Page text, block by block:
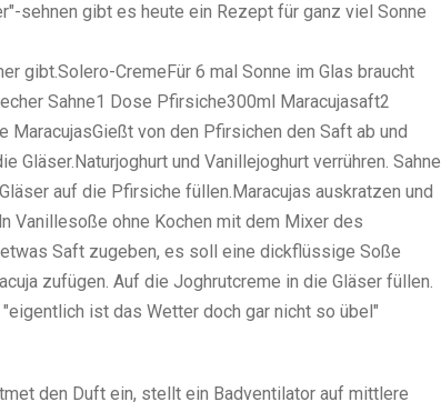
sehnen gibt es heute ein Rezept für ganz viel Sonne
gibt.Solero-CremeFür 6 mal Sonne im Glas braucht
Sahne1 Dose Pfirsiche300ml Maracujasaft2
MaracujasGießt von den Pfirsichen den Saft ab und
Gläser.Naturjoghurt und Vanillejoghurt verrühren. Sahne
auf die Pfirsiche füllen.Maracujas auskratzen und
Vanillesoße ohne Kochen mit dem Mixer des
Saft zugeben, es soll eine dickflüssige Soße
zufügen. Auf die Joghrutcreme in die Gläser füllen.
ist das Wetter doch gar nicht so übel"
den Duft ein, stellt ein Badventilator auf mittlere